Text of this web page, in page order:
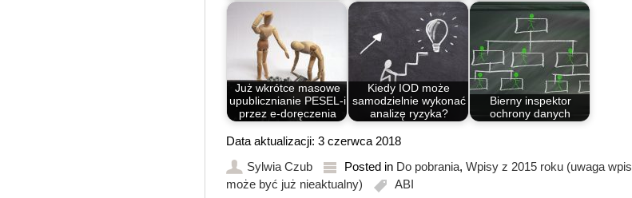
Już wkrótce masowe
upublicznianie PESEL-i
przez e-doręczenia
Kiedy IOD może
samodzielnie wykonać
analizę ryzyka?
Bierny inspektor
ochrony danych
Data aktualizacji: 3 czerwca 2018
Sylwia Czub
Posted in Do pobrania, Wpisy z 2015 roku (uwaga wpis
może być już nieaktualny)
ABI